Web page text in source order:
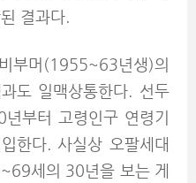
결과다.
부머(1955~63년생)의
도 일맥상통한다. 선두
부터 고령인구 연령기
한다. 사실상 오팔세대
세의 30년을 보는 게